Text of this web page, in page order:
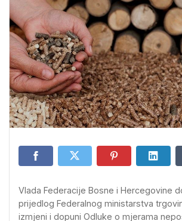
Vlada Federacije Bosne i Hercegovine
prijedlog Federalnog ministarstva
izmjeni i dopuni Odluke o mjerama